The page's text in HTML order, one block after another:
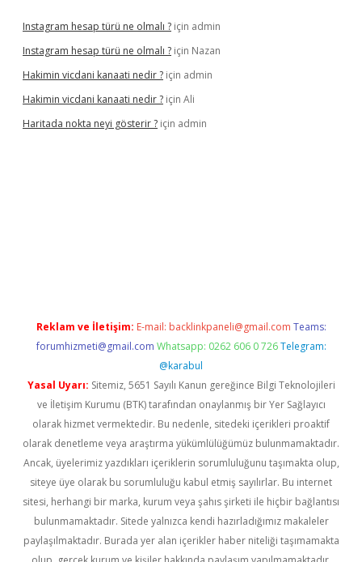
Instagram hesap türü ne olmalı ? için admin
Instagram hesap türü ne olmalı ? için Nazan
Hakimin vicdani kanaati nedir ? için admin
Hakimin vicdani kanaati nedir ? için Ali
Haritada nokta neyi gösterir ? için admin
Reklam ve İletişim: E-mail: backlinkpaneli@gmail.com Teams:
forumhizmeti@gmail.com Whatsapp: 0262 606 0 726 Telegram:
@karabul
Yasal Uyarı: Sitemiz, 5651 Sayılı Kanun gereğince Bilgi Teknolojileri
ve İletişim Kurumu (BTK) tarafından onaylanmış bir Yer Sağlayıcı
olarak hizmet vermektedir. Bu nedenle, sitedeki içerikleri proaktif
olarak denetleme veya araştırma yükümlülüğümüz bulunmamaktadır.
Ancak, üyelerimiz yazdıkları içeriklerin sorumluluğunu taşımakta olup,
siteye üye olarak bu sorumluluğu kabul etmiş sayılırlar. Bu internet
sitesi, herhangi bir marka, kurum veya şahıs şirketi ile hiçbir bağlantısı
bulunmamaktadır. Sitede yalnızca kendi hazırladığımız makaleler
paylaşılmaktadır. Burada yer alan içerikler haber niteliği taşımamakta